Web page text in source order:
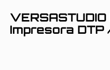
Impresora DTP